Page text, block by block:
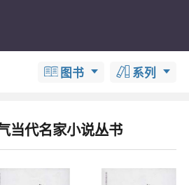
图书 系列
当代名家小说丛书